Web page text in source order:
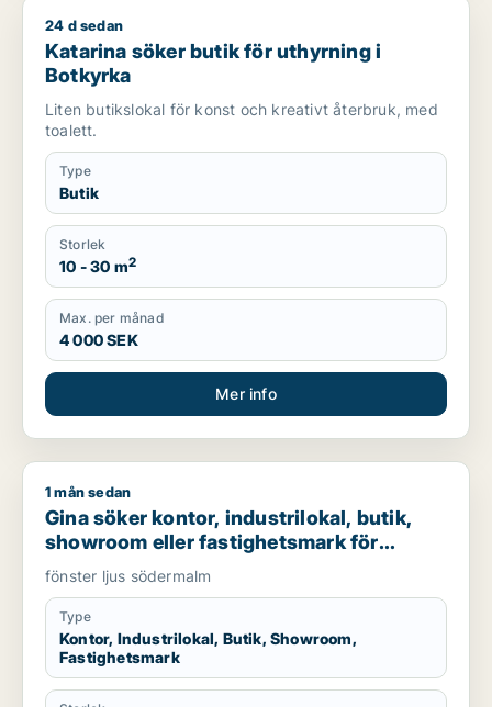
Katarina söker butik för uthyrning i Botkyrka
24 d sedan
Katarina söker butik för uthyrning i
Botkyrka
Liten butikslokal för konst och kreativt återbruk, med
toalett.
Type
Butik
Storlek
10 - 30 m2
Max. per månad
4 000 SEK
Mer info
Gina söker kontor, industrilokal, butik, showroom eller
1 mån sedan
Gina söker kontor, industrilokal, butik,
showroom eller fastighetsmark för
uthyrning i Södermalm
fönster ljus södermalm
Type
Kontor, Industrilokal, Butik, Showroom,
Fastighetsmark